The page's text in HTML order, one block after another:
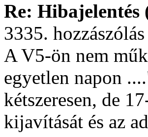
Re: Hibajelentés
3335.
A V5-ön nem
egyetlen napon
kétszeresen, de
kijavítását és az